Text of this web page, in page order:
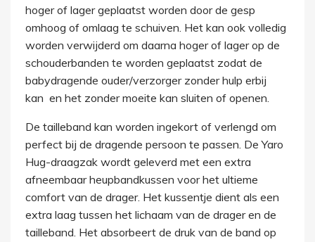
hoger of lager geplaatst worden door de gesp
omhoog of omlaag te schuiven. Het kan ook volledig
worden verwijderd om daarna hoger of lager op de
schouderbanden te worden geplaatst zodat de
babydragende ouder/verzorger zonder hulp erbij
kan en het zonder moeite kan sluiten of openen.
De tailleband kan worden ingekort of verlengd om
perfect bij de dragende persoon te passen. De Yaro
Hug-draagzak wordt geleverd met een extra
afneembaar heupbandkussen voor het ultieme
comfort van de drager. Het kussentje dient als een
extra laag tussen het lichaam van de drager en de
tailleband. Het absorbeert de druk van de band op